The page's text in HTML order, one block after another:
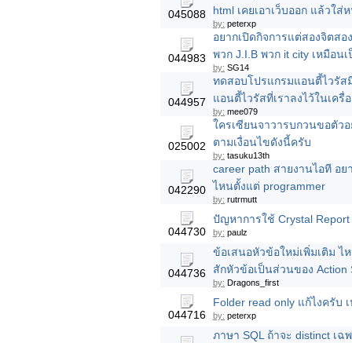
045088
html เคยเอาเว็บออก แล้วใ
by: peterxp
044983
อยากเปิดกิจการแต่สองจิตส
พวก J.I.B พวก it city เหมือน
by: SG14
044957
ทดสอบโปรแกรมแอนตี้ไวรัส
แอนตี้ไวรัสที่เราลงไว้ในเครื่
by: mee079
025002
ใครเซียนจาวารบกวนขอตัว
ตามเงื่อนไขดังนี้ครับ
by: tasuku13th
042290
career path สายงานไอที อ
ไหนตั้งแต่ programmer
by: rutrmutt
044730
ปัญหาการใช้ Crystal
by: paulz
044736
ข้อเสนอหัวข้อใหม่เพิ่มเติม
สักหัวข้อเป็นส่วนของ Action
by: Dragons_first
044716
Folder read only แก้ไงครับ
by: peterxp
ภาษา SQL ถ้าจะ distinct เ